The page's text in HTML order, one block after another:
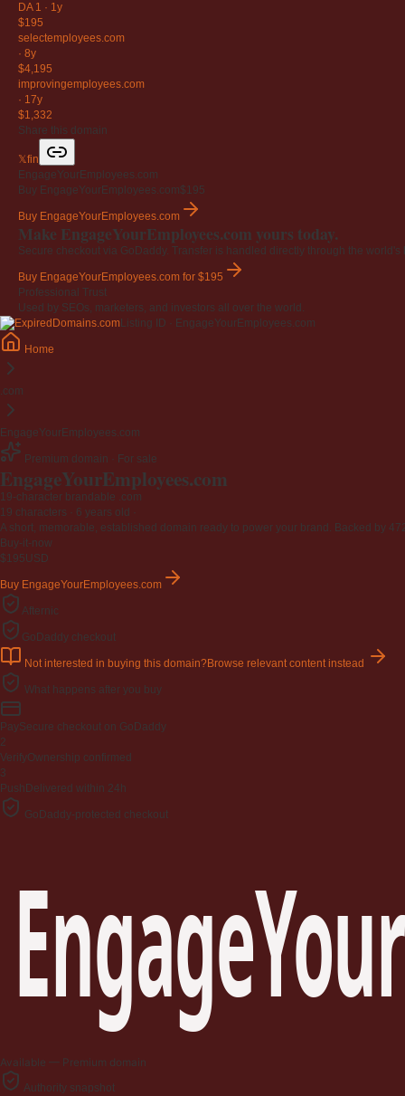
DA 1 · 1y
$195
selectemployees.com
· 8y
$4,195
improvingemployees.com
· 17y
$1,332
Share this domain
𝕏fin
EngageYourEmployees.com
Buy EngageYourEmployees.com$195
Buy EngageYourEmployees.com
Make EngageYourEmployees.com yours today.
Secure checkout via GoDaddy. Transfer is handled directly through the world's
Buy EngageYourEmployees.com for $195
Professional Trust
Used by SEOs, marketers, and investors all over the world.
Listing ID · EngageYourEmployees.com
Home
.com
EngageYourEmployees.com
Premium domain · For sale
EngageYourEmployees.com
19-character brandable .com
19 characters · 6 years old
A short, memorable, established domain ready to power your brand. Backed by
Buy-it-now
$195USD
Buy EngageYourEmployees.com
Afternic
GoDaddy checkout
Not interested in buying this domain?Browse relevant content instead
What happens after you buy
PaySecure checkout on GoDaddy
2
VerifyOwnership confirmed
3
Push Delivered within 24h
GoDaddy-protected checkout
Available — Premium domain
Authority snapshot